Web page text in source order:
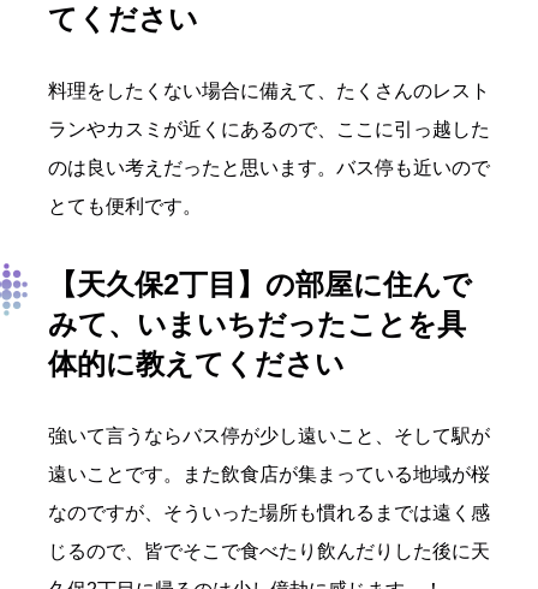
てください
料理をしたくない場合に備えて、たくさんのレスト
ランやカスミが近くにあるので、ここに引っ越した
のは良い考えだったと思います。バス停も近いので
とても便利です。
【天久保2丁目】 の部屋に住んで
みて、いまいちだったことを具
体的に教えてください
強いて言うならバス停が少し遠いこと、そして駅が
遠いことです。また飲食店が集まっている地域が桜
なのですが、そういった場所も慣れるまでは遠く感
じるので、皆でそこで食べたり飲んだりした後に天